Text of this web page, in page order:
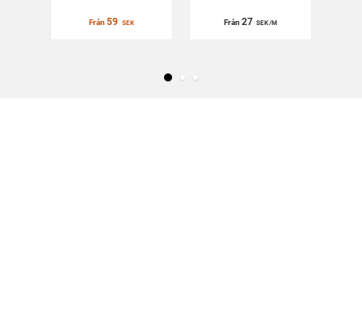
Från59 SEK Från 27 SEK/M